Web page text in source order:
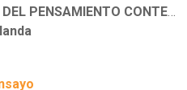
CONTEMPORÁNEO